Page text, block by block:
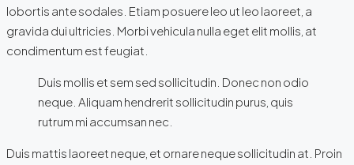
lobortis ante sodales. Etiam posuere leo ut leo laoreet, a
gravida dui ultricies. Morbi vehicula nulla eget elit mollis, at
condimentum est feugiat.
Duis mollis et sem sed sollicitudin. Donec non odio
neque. Aliquam hendrerit sollicitudin purus, quis
rutrum mi accumsan nec.
Duis mattis laoreet neque, et ornare neque sollicitudin at. Proin